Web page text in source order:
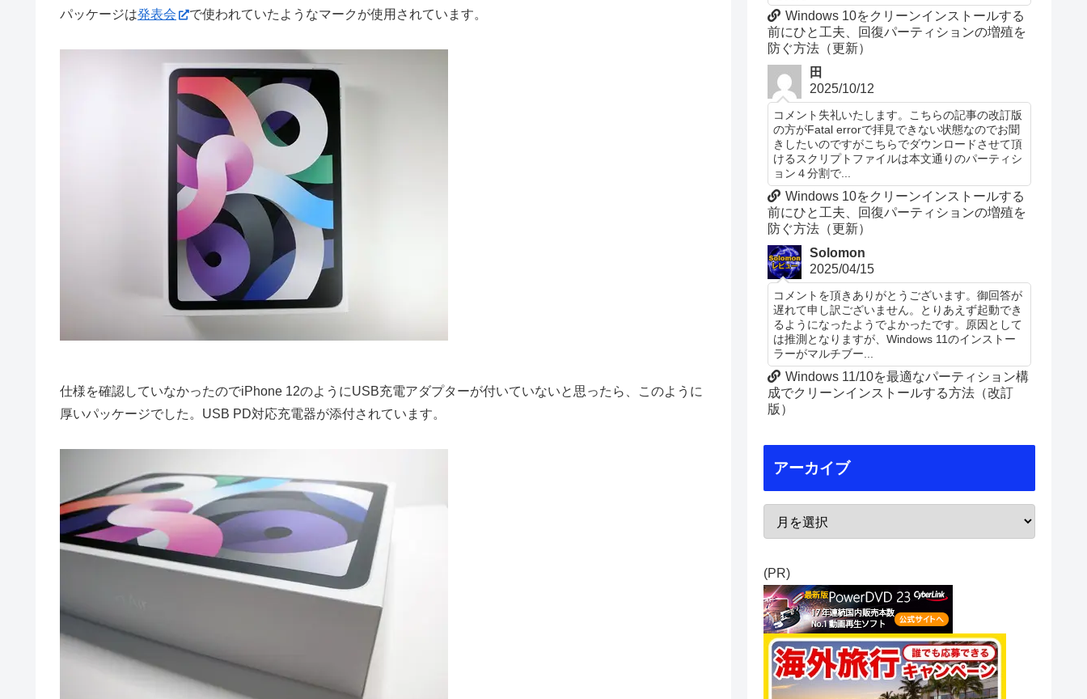
パッケージは発表会 で使われていたようなマークが使用されています。
仕様を確認していなかったのでiPhone 12のようにUSB充電アダプターが付いていないと思ったら、このように
厚いパッケージでした。USB PD対応充電器が添付されています。
Windows 10をクリーンインストールする
前にひと工夫、回復パーティションの増殖を
防ぐ方法（更新）
田
2025/10/12
コメント失礼いたします。こちらの記事の改訂版
の方がFatal errorで拝見できない状態なのでお聞
きしたいのですがこちらでダウンロードさせて頂
けるスクリプトファイルは本文通りのパーティシ
ョン４分割で...
Windows 10をクリーンインストールする
前にひと工夫、回復パーティションの増殖を
防ぐ方法（更新）
Solomon
2025/04/15
コメントを頂きありがとうございます。御回答が
遅れて申し訳ございません。とりあえず起動でき
るようになったようでよかったです。原因として
は推測となりますが、Windows 11のインストー
ラーがマルチブー...
Windows 11/10を最適なパーティション構
成でクリーンインストールする方法（改訂
版）
アーカイブ
(PR)